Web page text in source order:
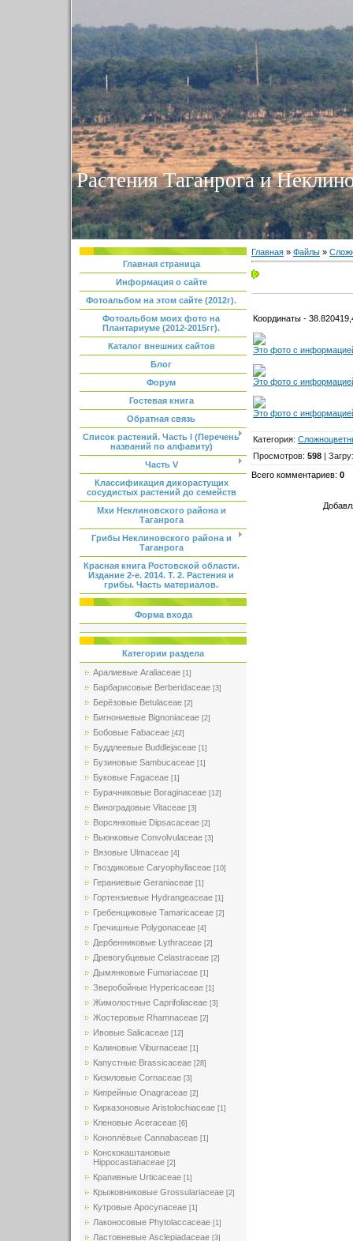
Растения Таганрога и
Главная страница
Информация о сайте
Фотоальбом на этом сайте (2012г).
Фотоальбом моих фото на
Плантариуме (2012-2015гг).
Каталог внешних сайтов
Блог
Форум
Гостевая книга
Обратная связь
Список растений. Часть I (Перечень
названий по алфавиту)
Часть V
Классификация дикорастущих
сосудистых растений до семейств
Мхи Неклиновского района и
Таганрога
Грибы Неклиновского района и
Таганрога
Красная книга Ростовской области.
Издание 2-е. 2014. Т. 2. Растения и
грибы. Часть материалов.
Форма входа
Категории раздела
Аралиевые Araliaceae [1]
Барбарисовые Berberidaceae [3]
Берёзовые Betulaceae [2]
Бигнониевые Bignoniaceae [2]
Бобовые Fabaceae [42]
Буддлеевые Buddlejaceae [1]
Бузиновые Sambucaceae [1]
Буковые Fagaceae [1]
Бурачниковые Boraginaceae [12]
Виноградовые Vitaceae [3]
Ворсянковые Dipsacaceae [2]
Вьюнковые Convolvulaceae [3]
Вязовые Ulmaceae [4]
Гвоздиковые Caryophyllaceae [10]
Гераниевые Geraniaceae [1]
Гортензиевые Hydrangeaceae [1]
Гребенщиковые Tamaricaceae [2]
Гречишные Polygonaceae [4]
Дербенниковые Lythraceae [2]
Древогубцевые Celastraceae [2]
Дымянковые Fumariaceae [1]
Зверобойные Hypericaceae [1]
Жимолостные Caprifoliaceae [3]
Жостеровые Rhamnaceae [2]
Ивовые Salicaceae [12]
Калиновые Viburnaceae [1]
Капустные Brassicaceae [28]
Кизиловые Cornaceae [3]
Кипрейные Onagraceae [2]
Кирказоновые Aristolochiaceae [1]
Кленовые Aceraceae [6]
Коноплёвые Cannabaceae [1]
Конскокаштановые
Hippocastanaceae [2]
Крапивные Urticaceae [1]
Крыжовниковые Grossulariaceae [2]
Кутровые Apocynaceae [1]
Лаконосовые Phytolaccaceae [1]
Ластовневые Asclepiadaceae [3]
Главная » Файлы »
Координаты -
Это фото с
Это фото с
Это фото с
Категория:
Просмотров: 598 |
Всего комментариев: 0